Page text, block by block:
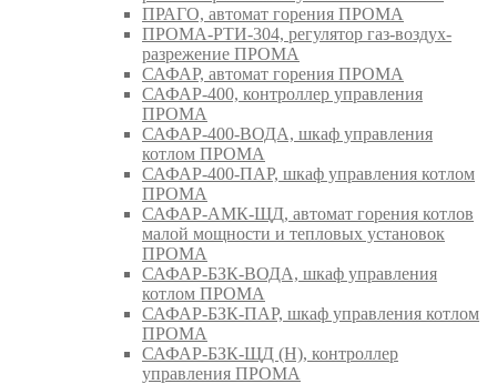
ПРАГО, автомат горения ПРОМА
ПРОМА-РТИ-304, регулятор газ-воздух-
разрежение ПРОМА
САФАР, автомат горения ПРОМА
САФАР-400, контроллер управления
ПРОМА
САФАР-400-ВОДА, шкаф управления
котлом ПРОМА
САФАР-400-ПАР, шкаф управления котлом
ПРОМА
САФАР-АМК-ЩД, автомат горения котлов
малой мощности и тепловых установок
ПРОМА
САФАР-БЗК-ВОДА, шкаф управления
котлом ПРОМА
САФАР-БЗК-ПАР, шкаф управления котлом
ПРОМА
САФАР-БЗК-ЩД (Н), контроллер
управления ПРОМА